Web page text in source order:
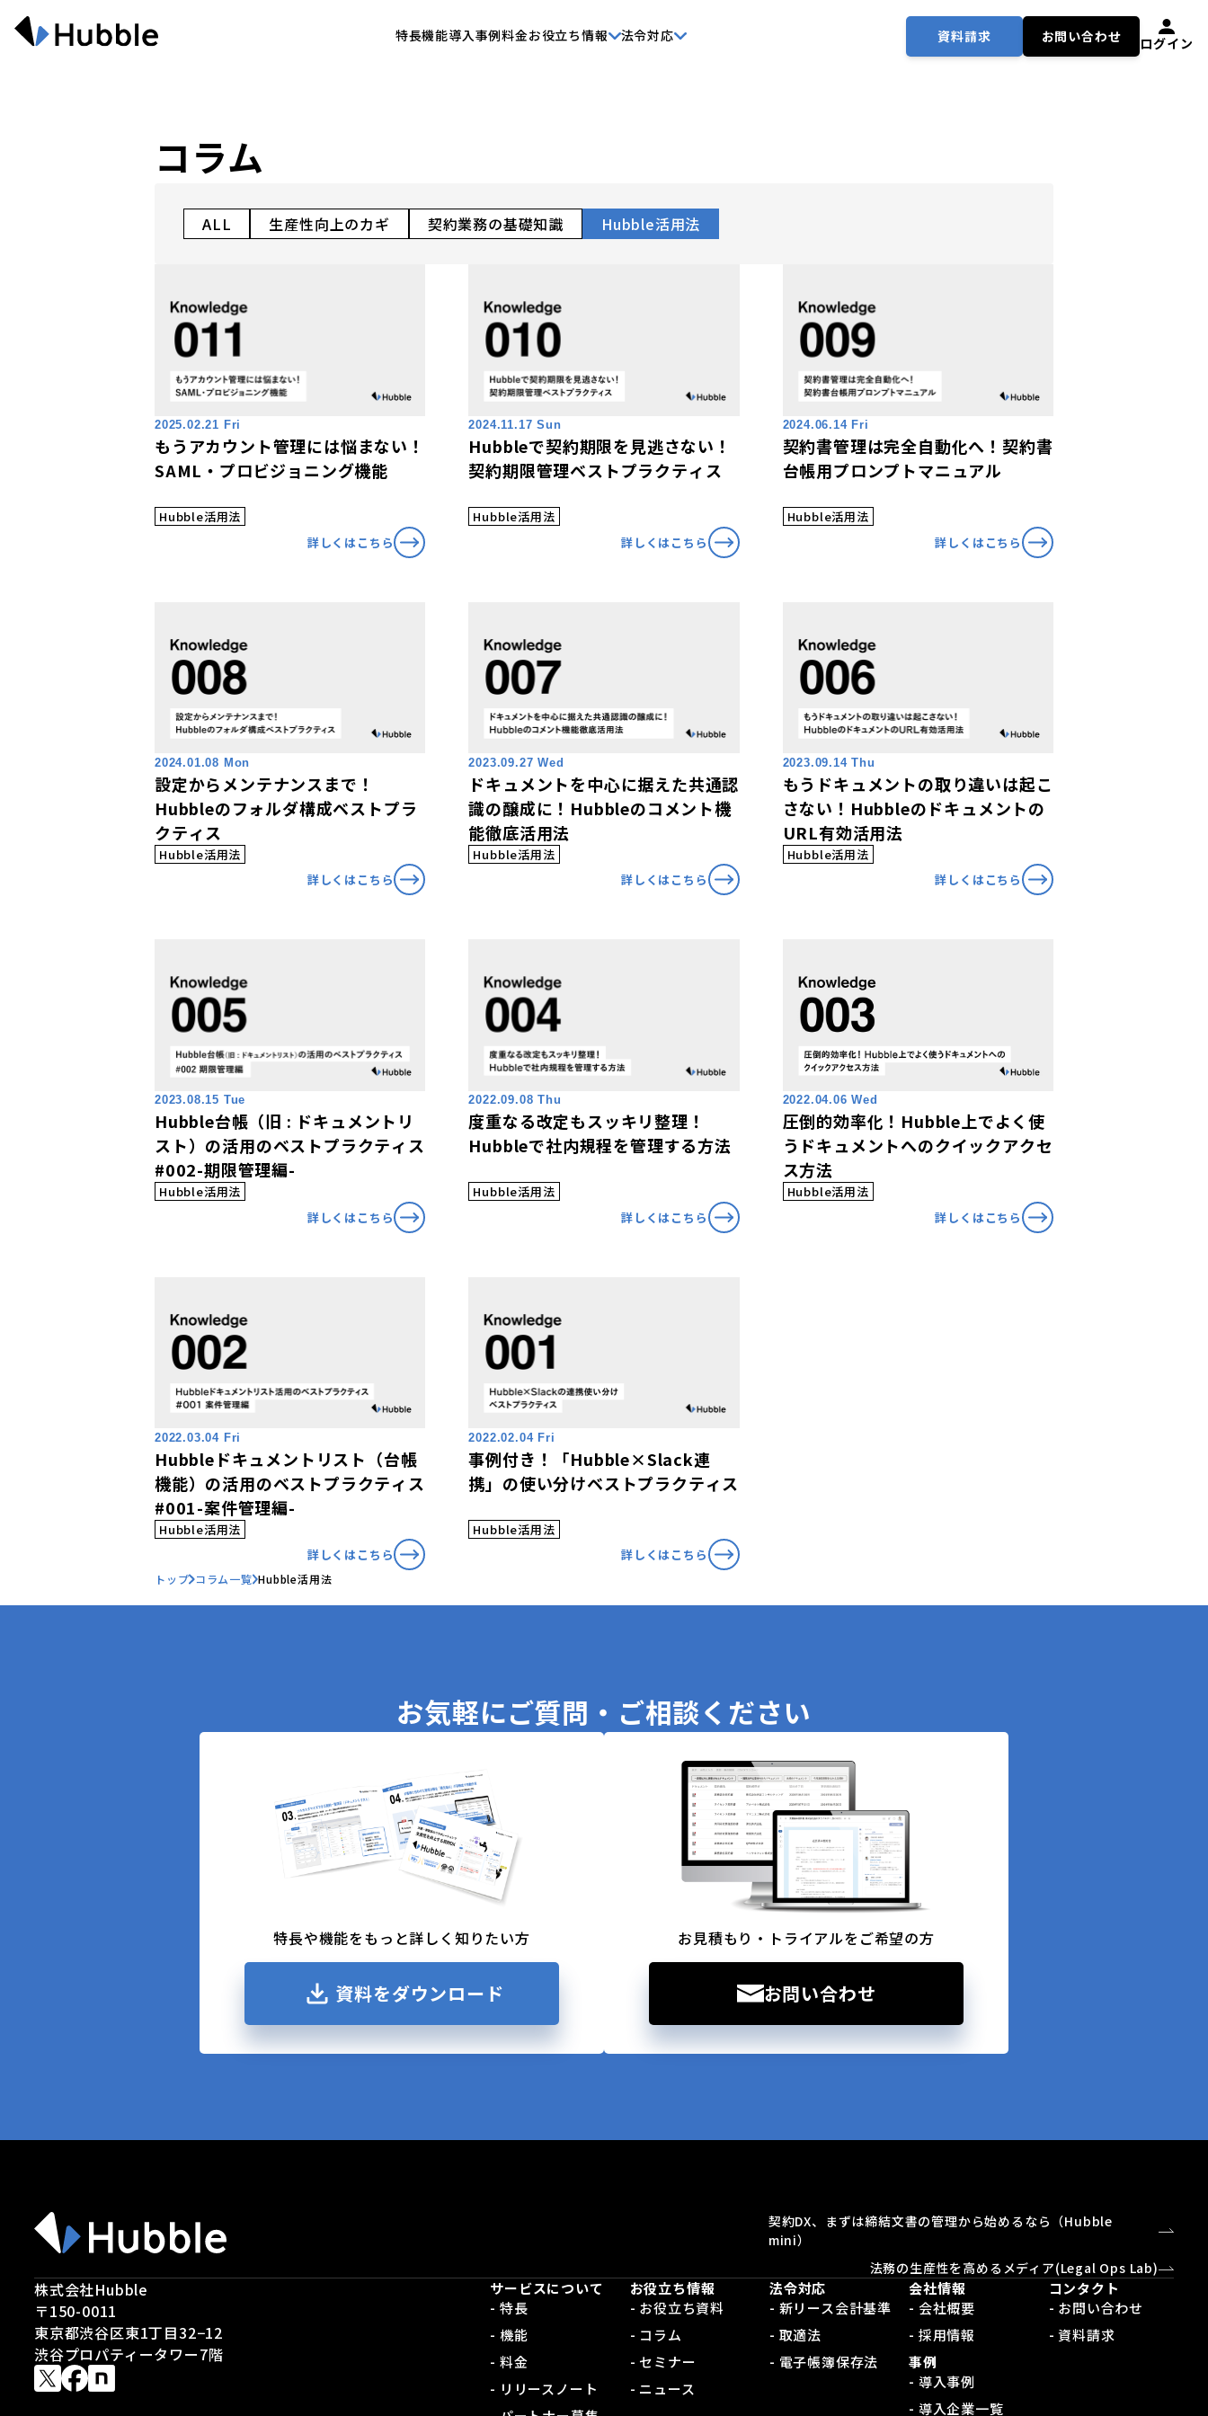
特長機能導入事例料金お役立ち情報 法令対応 資料請求 お問い合わせ ログイン
コラム
ALL 生産性向上のカギ 契約業務の基礎知識 Hubble活用法
2025.02.21 Fri
もうアカウント管理には悩まない！
SAML・プロビジョニング機能
Hubble活用法
詳しくはこちら
2024.11.17 Sun
Hubbleで契約期限を見逃さない！
契約期限管理ベストプラクティス
Hubble活用法
詳しくはこちら
2024.06.14 Fri
契約書管理は完全自動化へ！契約書
台帳用プロンプトマニュアル
Hubble活用法
詳しくはこちら
2024.01.08 Mon
設定からメンテナンスまで！
Hubbleのフォルダ構成ベストプラ
クティス
Hubble活用法
詳しくはこちら
2023.09.27 Wed
ドキュメントを中心に据えた共通認
識の醸成に！Hubbleのコメント機
能徹底活用法
Hubble活用法
詳しくはこちら
2023.09.14 Thu
もうドキュメントの取り違いは起こ
さない！Hubbleのドキュメントの
URL有効活用法
Hubble活用法
詳しくはこちら
2023.08.15 Tue
Hubble台帳（旧 : ドキュメントリ
スト）の活用のベストプラクティス
#002-期限管理編-
Hubble活用法
詳しくはこちら
2022.09.08 Thu
度重なる改定もスッキリ整理！
Hubbleで社内規程を管理する方法
Hubble活用法
詳しくはこちら
2022.04.06 Wed
圧倒的効率化！Hubble上でよく使
うドキュメントへのクイックアクセ
ス方法
Hubble活用法
詳しくはこちら
2022.03.04 Fri
Hubbleドキュメントリスト（台帳
機能）の活用のベストプラクティス
#001-案件管理編-
Hubble活用法
詳しくはこちら
2022.02.04 Fri
事例付き！「Hubble×Slack連
携」の使い分けベストプラクティス
Hubble活用法
詳しくはこちら
トップ コラム一覧 Hubble活用法
お気軽にご質問・ご相談ください
特長や機能をもっと詳しく知りたい方
資料をダウンロード
お見積もり・トライアルをご希望の方
お問い合わせ
契約DX、まずは締結文書の管理から始めるなら（Hubble
mini）
法務の生産性を高めるメディア(Legal Ops Lab)
株式会社Hubble
〒150-0011
東京都渋谷区東1丁目32−12
渋谷プロパティータワー7階
サービスについて
- 特長
- 機能
- 料金
- リリースノート
お役立ち情報
- お役立ち資料
- コラム
- セミナー
- ニュース
法令対応
- 新リース会計基準
- 取適法
- 電子帳簿保存法
会社情報
- 会社概要
- 採用情報
事例
- 導入事例
- 導入企業一覧
コンタクト
- お問い合わせ
- 資料請求